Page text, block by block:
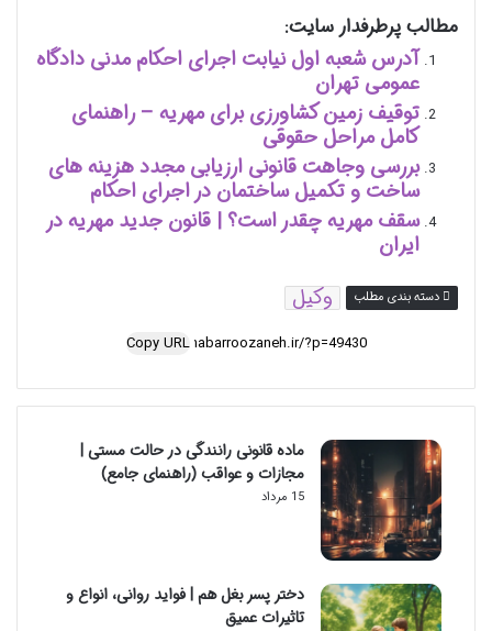
مطالب پرطرفدار سایت:
آدرس شعبه اول نیابت اجرای احکام مدنی دادگاه
عمومی تهران
توقیف زمین کشاورزی برای مهریه – راهنمای
کامل مراحل حقوقی
بررسی وجاهت قانونی ارزیابی مجدد هزینه های
ساخت و تکمیل ساختمان در اجرای احکام
سقف مهریه چقدر است؟ | قانون جدید مهریه در
ایران
دسته بندی مطلب وکیل
Copy URL
ماده قانونی رانندگی در حالت مستی |
مجازات و عواقب (راهنمای جامع)
15 مرداد
دختر پسر بغل هم | فواید روانی، انواع و
تاثیرات عمیق